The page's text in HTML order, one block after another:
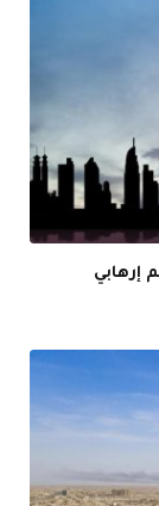
إرهابي